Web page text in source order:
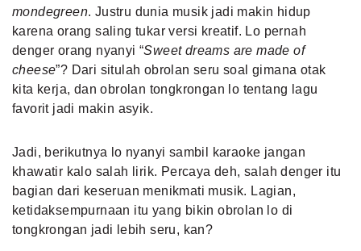
mondegreen. Justru dunia musik jadi makin hidup
karena orang saling tukar versi kreatif. Lo pernah
denger orang nyanyi “Sweet dreams are made of
cheese”? Dari situlah obrolan seru soal gimana otak
kita kerja, dan obrolan tongkrongan lo tentang lagu
favorit jadi makin asyik.
Jadi, berikutnya lo nyanyi sambil karaoke jangan
khawatir kalo salah lirik. Percaya deh, salah denger itu
bagian dari keseruan menikmati musik. Lagian,
ketidaksempurnaan itu yang bikin obrolan lo di
tongkrongan jadi lebih seru, kan?